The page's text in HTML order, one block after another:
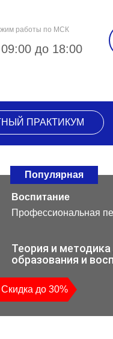
работы по МСК
до 18:00
ПРАКТИКУМ
Популярная
Воспитание
Профессиональная
Теория и
образования и
Скидка до 30%